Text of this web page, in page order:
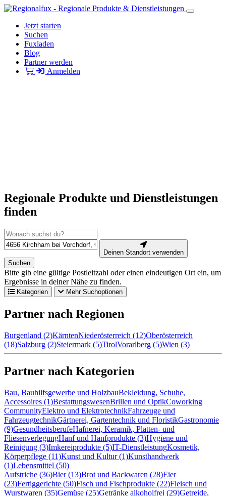
Jetzt starten
Suchen
Fuxladen
Blog
Partner werden
Anmelden
Regionale Produkte und Dienstleistungen
finden
Deinen Standort verwenden
Suchen
Bitte gib eine gültige Postleitzahl oder einen eindeutigen Ort ein, um
Ergebnisse in deiner Nähe zu finden.
Kategorien Mehr Suchoptionen
Partner nach Regionen
Burgenland (2)KärntenNiederösterreich (12)Oberösterreich
(18)Salzburg (2)Steiermark (5)TirolVorarlberg (5)Wien (3)
Partner nach Kategorien
Bau, Bauhilfsgewerbe und HolzbauBekleidung, Schuhe,
Accessoires (1)BestattungswesenBrillen und OptikCoworking
CommunityElektro und ElektrotechnikFahrzeuge und
FahrzeugtechnikGärtnerei, Gartentechnik und FloristikGastronomie
(9)GesundheitsberufeHafnerei, Keramik, Platten- und
FliesenverlegungHanf und Hanfprodukte (3)Hygiene und
Reinigung (3)Imkereiprodukte (5)IT-DienstleistungKosmetik,
Körperpflege (11)Kunst und Kultur (1)Kunsthandwerk
(1)Lebensmittel (50)
Aufstriche (36)Bier (13)Brot und Backwaren (28)Eier
(23)Fertiggerichte (50)Fisch und Fischprodukte (22)Fleisch und
Wurstwaren (35)Gemüse (25)Getränke alkoholfrei (29)Getreide,